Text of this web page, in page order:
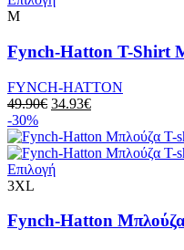
M
Fynch-Hatton T-Shirt
FYNCH-HATTON
49.90€ 34.93€
-30%
Επιλογή
3XL
Fynch-Hatton